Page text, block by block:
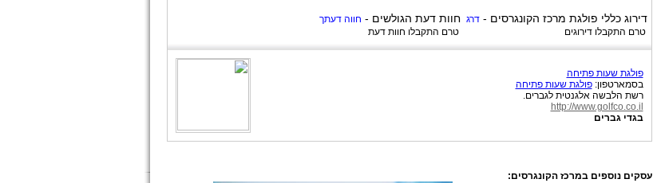
חוות דעת הגולשים - חווה דעתך
טרם התקבלו חוות דעת
דירוג כללי פולגת מרכז הקונגרסים -דרג
טרם התקבלו דירוגים
פולגת שעות פתיחה
בסמארטפון:פולגת שעות פתיחה
רשת הלבשה אלגנטית לגברים.
http://www.golfco.co.il
בגדי גברים
עסקים נוספים במרכז הקונגרסים: